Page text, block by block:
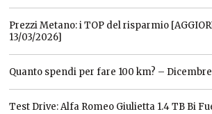
Prezzi Metano: i TOP del risparmio
13/03/2026]
Quanto spendi per fare 100 km? – Dicembre
Test Drive: Alfa Romeo Giulietta 1.4 TB Bi